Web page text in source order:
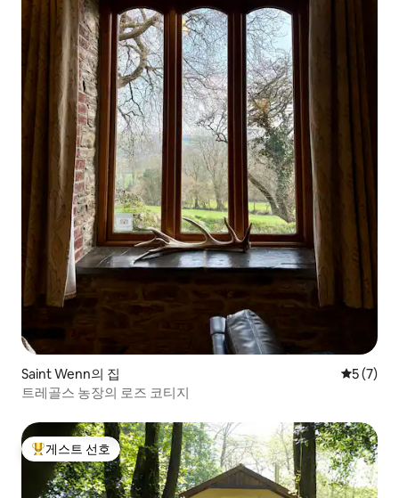
Saint Wenn의 집 평점 5점
5 (7)
트레골스 농장의 로즈 코티지
상위 게스트 선호
게스트 선호